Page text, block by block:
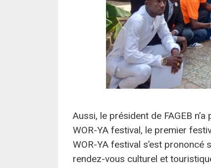
Aussi, le président de FAGEB
WOR-YA festival, le premier
WOR-YA festival s’est
rendez-vous culturel et